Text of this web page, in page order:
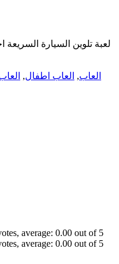
لعبة تلوين السيارة السريعة
العاب, العاب اطفال,